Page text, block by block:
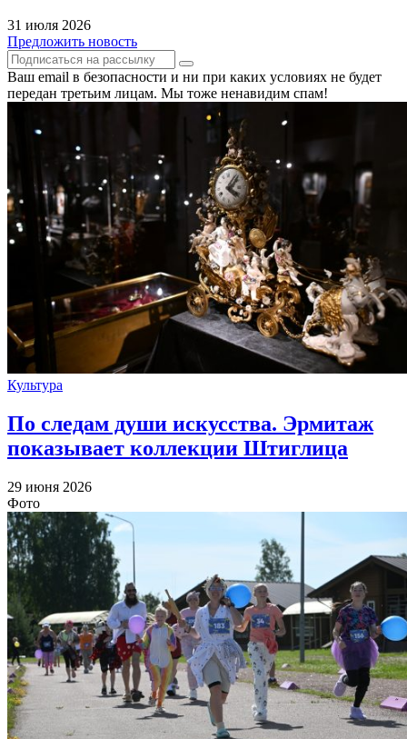
31 июля 2026
Предложить новость
Ваш email в безопасности и ни при каких условиях не будет
передан третьим лицам. Мы тоже ненавидим спам!
Культура
По следам души искусства. Эрмитаж
показывает коллекции Штиглица
29 июня 2026
Фото